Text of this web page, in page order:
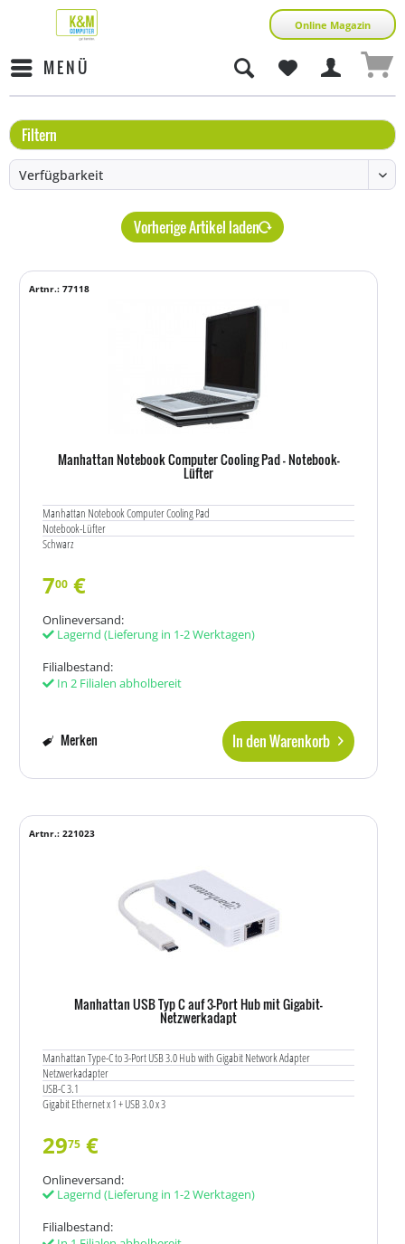
Online Magazin
MENÜ
Filtern
Vorherige Artikel laden
Manhattan Notebook Computer Cooling Pad - Notebook-
Lüfter
Manhattan Notebook Computer Cooling Pad
Notebook-Lüfter
Schwarz
Artnr.: 77118
700 €
Onlineversand:
Lagernd (Lieferung in 1-2 Werktagen)
Filialbestand:
In 2 Filialen abholbereit
In den Warenkorb
Merken
Manhattan USB Typ C auf 3-Port Hub mit Gigabit-
Netzwerkadapt
Manhattan Type-C to 3-Port USB 3.0 Hub with Gigabit Network Adapter
Netzwerkadapter
USB-C 3.1
Gigabit Ethernet x 1 + USB 3.0 x 3
Artnr.: 221023
2975 €
Onlineversand:
Lagernd (Lieferung in 1-2 Werktagen)
Filialbestand: